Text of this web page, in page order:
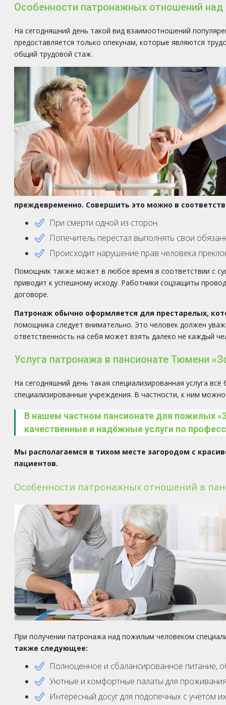
Особенности патронажных отношений
На сегодняшний день такой вид взаимоотношений
предоставляется только опекунам, которые являются
общий трудовой стаж.
преждевременно. Совершить это можно в
При смерти одной из сторон.
Попечитель перестал выполнять свои
Происходит нарушение прав человека
Помощник также может в любое время в соответствии с
приводит к успешному исходу. Работники соцзащиты
договоре.
Патронаж обычно оформляется для престарелых,
помощника следует внимательно. Это человек должен
ответственность на себя может взять далеко не каждый
Услуга патронажа в пансионате Тюмени
На сегодняшний день такая специализированная услуга
специализированные учреждения. В частности, к ним
В нашем частном пансионате для пожилых
качественные и надёжные услуги по
Мы располагаемся в тихом месте загородом с
пациентов.
Особенности патронажных отношений в
При получении патронажа над пожилым человеком
также следующее:
Полноценное и сбалансированное питание,
Уютные и комфортные палаты для
Интересный досуг для подопечных с учётом